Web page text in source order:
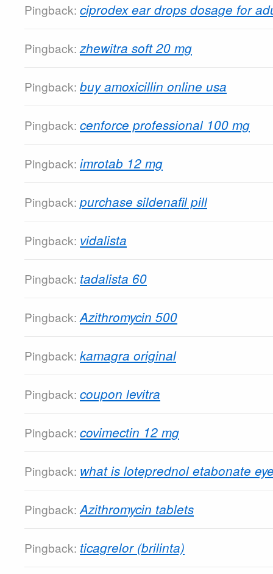
Pingback: ciprodex ear drops dosage for
Pingback: zhewitra soft 20 mg
Pingback: buy amoxicillin online usa
Pingback: cenforce professional 100 mg
Pingback: imrotab 12 mg
Pingback: purchase sildenafil pill
Pingback: vidalista
Pingback: tadalista 60
Pingback: Azithromycin 500
Pingback: kamagra original
Pingback: coupon levitra
Pingback: covimectin 12 mg
Pingback: what is loteprednol etabonate
Pingback: Azithromycin tablets
Pingback: ticagrelor (brilinta)